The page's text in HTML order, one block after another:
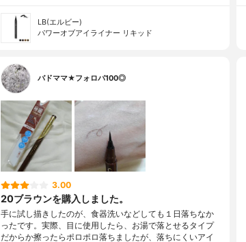
LB(エルビー)
パワーオブアイライナー リキッド
バドママ★フォロバ100◎
3.00
20ブラウンを購入しました。
手に試し描きしたのが、食器洗いなどしても１日落ちなか
ったです。実際、目に使用したら、お湯で落とせるタイプ
だからか擦ったらポロポロ落ちましたが、落ちにくいアイ